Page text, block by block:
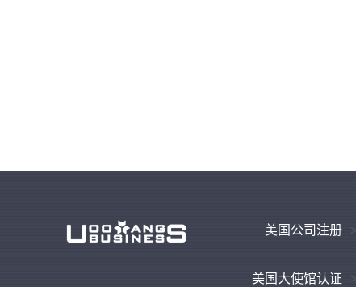
美国公司注册
美国大使馆认证